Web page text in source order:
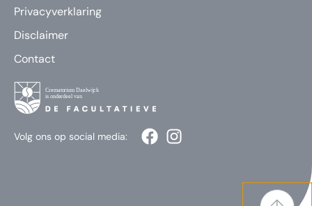
Privacyverklaring
Disclaimer
Contact
Volg ons op social media: